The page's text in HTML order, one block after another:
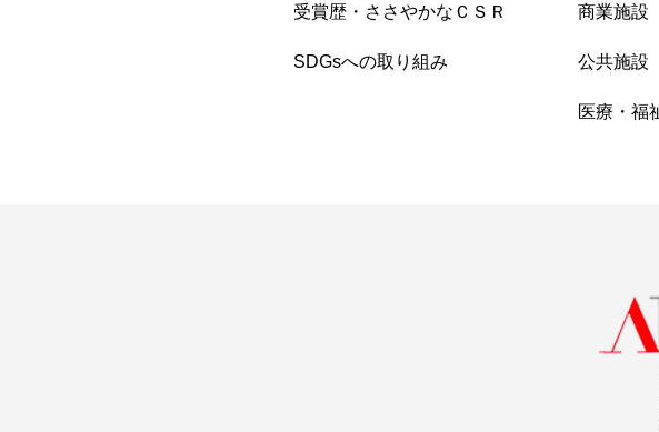
受賞歴・ささやかなＣＳＲ
SDGsへの取り組み
商業施設
公共施設
医療・福